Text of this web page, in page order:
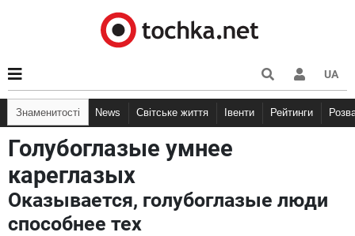
UA
Знаменитості News Світське життя Івенти Рейтинги
Голубоглазые умнее
кареглазых
Оказывается, голубоглазые люди
способнее тех